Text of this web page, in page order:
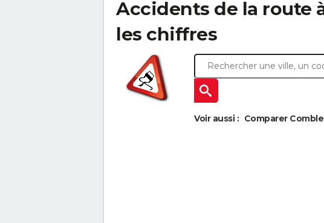
Accidents de la route
les chiffres
Voir aussi : Comparer